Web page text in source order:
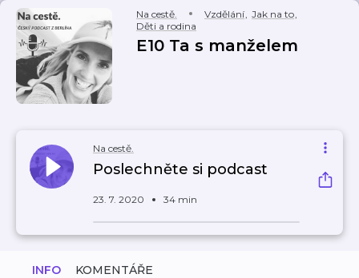
Na cestě. Vzdělání, Jak na to,
Děti a rodina
E10 Ta s manželem
Na cestě.
Poslechněte si podcast
23. 7. 2020 34 min
INFO KOMENTÁŘE